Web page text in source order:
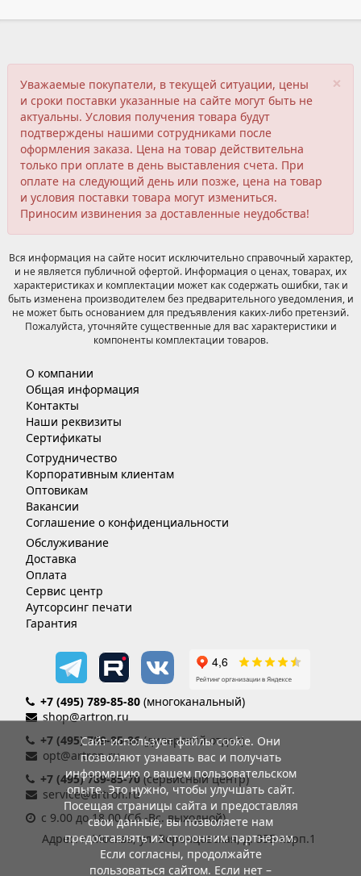
×
Уважаемые покупатели, в текущей ситуации, цены
и сроки поставки указанные на сайте могут быть не
актуальны. Условия получения товара будут
подтверждены нашими сотрудниками после
оформления заказа. Цена на товар действительна
только при оплате в день выставления счета. При
оплате на следующий день или позже, цена на товар
и условия поставки товара могут измениться.
Приносим извинения за доставленные неудобства!
Вся информация на сайте носит исключительно справочный характер,
и не является публичной офертой. Информация о ценах, товарах, их
характеристиках и комплектации может как содержать ошибки, так и
быть изменена производителем без предварительного уведомления, и
не может быть основанием для предъявления каких-либо претензий.
Пожалуйста, уточняйте существенные для вас характеристики и
компоненты комплектации товаров.
О компании
Общая информация
Контакты
Наши реквизиты
Сертификаты
Сотрудничество
Корпоративным клиентам
Оптовикам
Вакансии
Соглашение о конфиденциальности
Обслуживание
Доставка
Оплата
Сервис центр
Аутсорсинг печати
Гарантия
+7 (495) 789-85-80 (многоканальный)
shop@artron.ru
+7 (495) 789-85-86(дилерский отдел)
opt@artron.ru
+7 (495) 789-85-70 (сервисный центр)
service@artron.ru
с 9.00 до 18.00 (Сб.-Вс. выходной)
Адрес: г. Москва, ул. Воронцовская, д. 35Б корп.1
Сайт использует файлы cookie. Они
позволяют узнавать вас и получать
информацию о вашем пользовательском
опыте. Это нужно, чтобы улучшать сайт.
Посещая страницы сайта и предоставляя
свои данные, вы позволяете нам
предоставлять их сторонним партнерам.
Если согласны, продолжайте
пользоваться сайтом. Если нет –